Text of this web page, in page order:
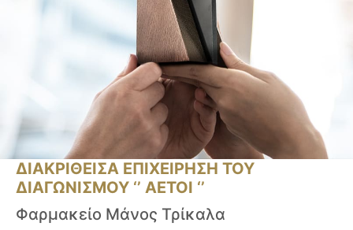
ΔΙΑΚΡΙΘΕΙΣΑ ΕΠΙΧΕΙΡΗΣΗ ΤΟΥ
ΔΙΑΓΩΝΙΣΜΟΥ ‘’ ΑΕΤΟΙ ‘’
Φαρμακείο Μάνος Τρίκαλα